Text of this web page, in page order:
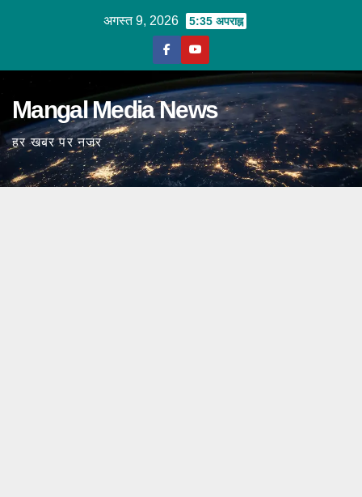
अगस्त 9, 2026 5:35 अपराह्न
Mangal Media News
हर खबर पर नजर